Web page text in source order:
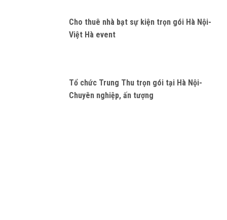
Cho thuê nhà bạt sự kiện trọn gói Hà Nội-
Việt Hà event
Tổ chức Trung Thu trọn gói tại Hà Nội-
Chuyên nghiệp, ấn tượng